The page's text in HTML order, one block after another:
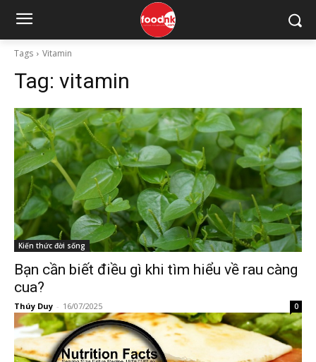
Tags Vitamin
Tag: vitamin
Kiến thức đời sống
Bạn cần biết điều gì khi tìm hiểu về rau càng
cua?
Thúy Duy - 16/07/2025 0